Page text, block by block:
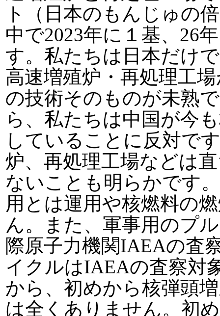
ト（日本のもんじゅの
中で2023年に１基、26
す。私たちは日本だけ
高速増殖炉・再処理工
の技術そのものが未熟
ら、私たちは中国が今
していることに反対で
炉、再処理工場などは
ないことも明らかです
用とは運用や核燃料の
ん。また、軍事用のプ
際原子力機関IAEAの査
イクルはIAEAの査察対
から、初めから核弾頭
は全くありません。初